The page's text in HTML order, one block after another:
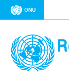
ONU